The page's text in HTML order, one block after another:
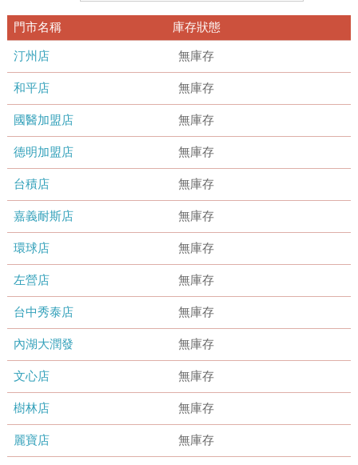
門市名稱 庫存狀態
汀州店 無庫存
和平店 無庫存
國醫加盟店 無庫存
德明加盟店 無庫存
台積店 無庫存
嘉義耐斯店 無庫存
環球店 無庫存
左營店 無庫存
台中秀泰店 無庫存
內湖大潤發 無庫存
文心店 無庫存
樹林店 無庫存
麗寶店 無庫存